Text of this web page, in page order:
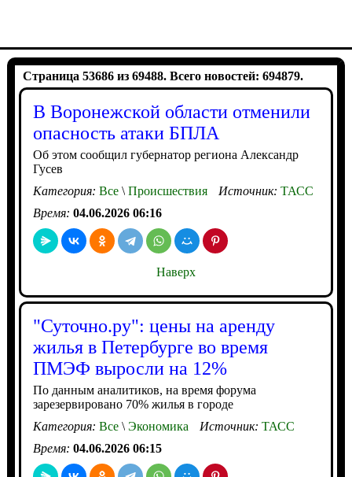
Страница 53686 из 69488. Всего новостей: 694879.
В Воронежской области отменили
опасность атаки БПЛА
Об этом сообщил губернатор региона Александр
Гусев
Категория: Все\Происшествия Источник: ТАСС
Время: 04.06.2026 06:16
Наверх
"Суточно.ру": цены на аренду
жилья в Петербурге во время
ПМЭФ выросли на 12%
По данным аналитиков, на время форума
зарезервировано 70% жилья в городе
Категория: Все\Экономика Источник: ТАСС
Время: 04.06.2026 06:15